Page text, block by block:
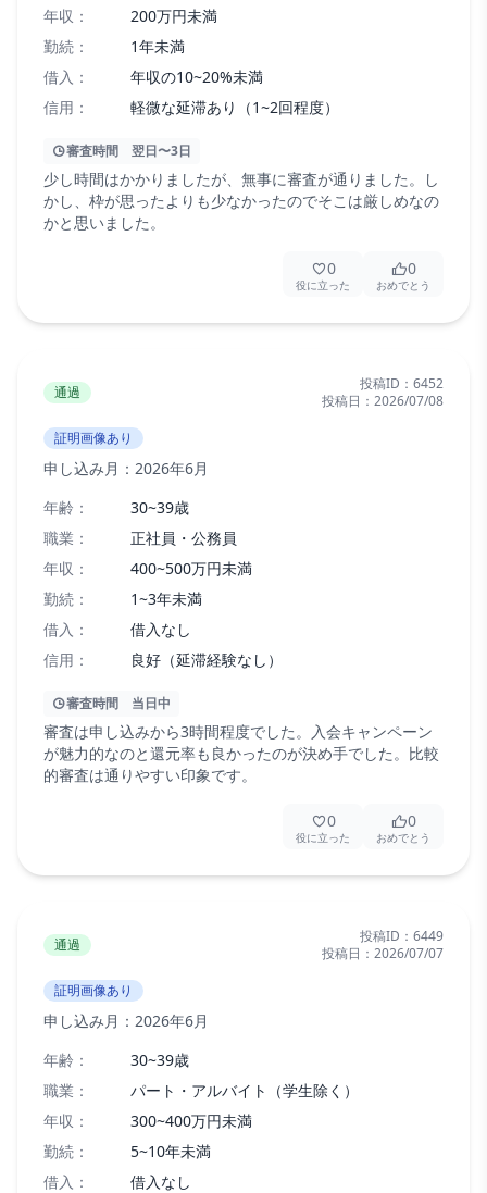
年収：
200万円未満
勤続：
1年未満
借入：
年収の10~20%未満
信用：
軽微な延滞あり（1~2回程度）
審査時間 翌日〜3日
少し時間はかかりましたが、無事に審査が通りました。し
かし、枠が思ったよりも少なかったのでそこは厳しめなの
かと思いました。
0
役に立った
0
おめでとう
通過 投稿ID： 6452
投稿日： 2026/07/08
証明画像あり
申し込み月： 2026年6月
年齢：
30~39歳
職業：
正社員・公務員
年収：
400~500万円未満
勤続：
1~3年未満
借入：
借入なし
信用：
良好（延滞経験なし）
審査時間 当日中
審査は申し込みから3時間程度でした。入会キャンペーン
が魅力的なのと還元率も良かったのが決め手でした。比較
的審査は通りやすい印象です。
0
役に立った
0
おめでとう
通過 投稿ID： 6449
投稿日： 2026/07/07
証明画像あり
申し込み月： 2026年6月
年齢：
30~39歳
職業：
パート・アルバイト（学生除く）
年収：
300~400万円未満
勤続：
5~10年未満
借入：
借入なし